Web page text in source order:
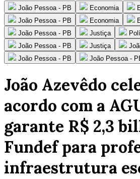
João Pessoa - PB Economia
João Pessoa - PB
Economia
João Pessoa - PB
Justiça
João Pessoa - PB
Justiça
João Pessoa - PB
João Pessoa -
João Azevêdo
acordo com a
garante R$ 2,3
Fundef para
infraestrutura